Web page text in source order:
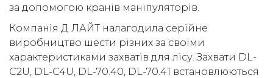
за допомогою кранів маніпуляторів.
Компанія Д ЛАЙТ налагодила серійне
виробництво шести різних за своїми
характеристиками захватів для лісу. Захвати DL-
C2U, DL-C4U, DL-70.40, DL-70.41 встановлюються